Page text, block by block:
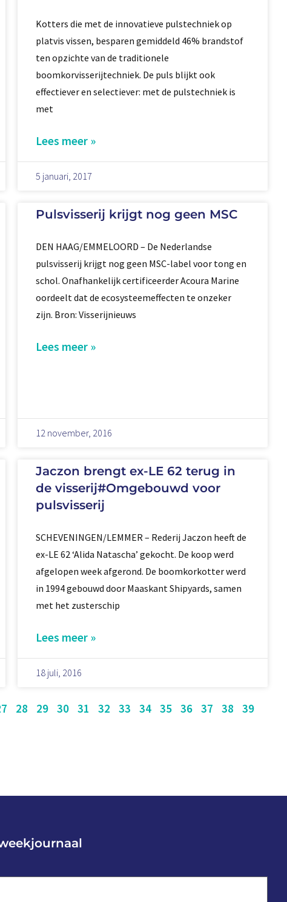
Kotters die met de innovatieve pulstechniek op
platvis vissen, besparen gemiddeld 46% brandstof
ten opzichte van de traditionele
boomkorvisserijtechniek. De puls blijkt ook
effectiever en selectiever: met de pulstechniek is
met
Lees meer »
5 januari, 2017
Pulsvisserij krijgt nog geen MSC
DEN HAAG/EMMELOORD – De Nederlandse
pulsvisserij krijgt nog geen MSC-label voor tong en
schol. Onafhankelijk certificeerder Acoura Marine
oordeelt dat de ecosysteemeffecten te onzeker
zijn. Bron: Visserijnieuws
Lees meer »
12 november, 2016
Jaczon brengt ex-LE 62 terug in
de visserij#Omgebouwd voor
pulsvisserij
SCHEVENINGEN/LEMMER – Rederij Jaczon heeft de
ex-LE 62 ‘Alida Natascha’ gekocht. De koop werd
afgelopen week afgerond. De boomkorkotter werd
in 1994 gebouwd door Maaskant Shipyards, samen
met het zusterschip
Lees meer »
18 juli, 2016
28 29 30 31 32 33 34 35 36 37 38
39